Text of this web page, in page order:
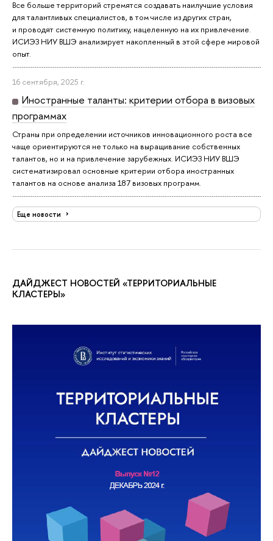
Все больше территорий стремятся создавать наилучшие условия
для талантливых специалистов, в том числе из других стран,
и проводят системную политику, нацеленную на их привлечение.
ИСИЭЗ НИУ ВШЭ анализирует накопленный в этой сфере мировой
опыт.
16 сентября, 2025 г.
Иностранные таланты: критерии отбора в визовых
программах
Страны при определении источников инновационного роста все
чаще ориентируются не только на выращивание собственных
талантов, но и на привлечение зарубежных. ИСИЭЗ НИУ ВШЭ
систематизировал основные критерии отбора иностранных
талантов на основе анализа 187 визовых программ.
Еще новости
ДАЙДЖЕСТ НОВОСТЕЙ «ТЕРРИТОРИАЛЬНЫЕ
КЛАСТЕРЫ»